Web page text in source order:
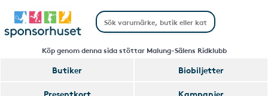
Köp genom denna sida stöttar Malung-Sälens Ridklubb
Butiker
Biobiljetter
Presentkort
Kampanjer